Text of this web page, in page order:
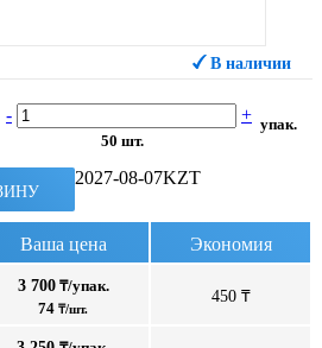
В наличии
- +
50 шт.
упак.
2027-08-07KZT
Ваша цена Экономия
3 700₸/упак.
74 ₸/шт.
450 ₸